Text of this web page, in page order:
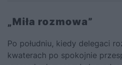
„Miła rozmowa”
Po południu, kiedy delegaci
kwaterach po spokojnie